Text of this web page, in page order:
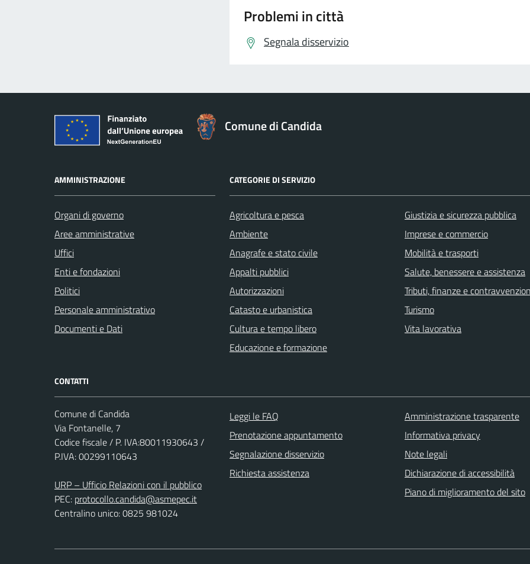
Problemi in città
Segnala disservizio
Comune di Candida
AMMINISTRAZIONE
Organi di governo
Aree amministrative
Uffici
Enti e fondazioni
Politici
Personale amministrativo
Documenti e Dati
CATEGORIE DI SERVIZIO
Agricoltura e pesca
Ambiente
Anagrafe e stato civile
Appalti pubblici
Autorizzazioni
Catasto e urbanistica
Cultura e tempo libero
Educazione e formazione
Giustizia e sicurezza pubblica
Imprese e commercio
Mobilità e trasporti
Salute, benessere e assistenza
Tributi, finanze e
Turismo
Vita lavorativa
CONTATTI
Comune di Candida
Via Fontanelle, 7
Codice fiscale / P. IVA:80011930643 /
P.IVA: 00299110643
URP – Ufficio Relazioni con il pubblico
PEC: protocollo.candida@asmepec.it
Centralino unico: 0825 981024
Leggi le FAQ
Prenotazione appuntamento
Segnalazione disservizio
Richiesta assistenza
Amministrazione trasparente
Informativa privacy
Note legali
Dichiarazione di accessibilità
Piano di miglioramento del sito